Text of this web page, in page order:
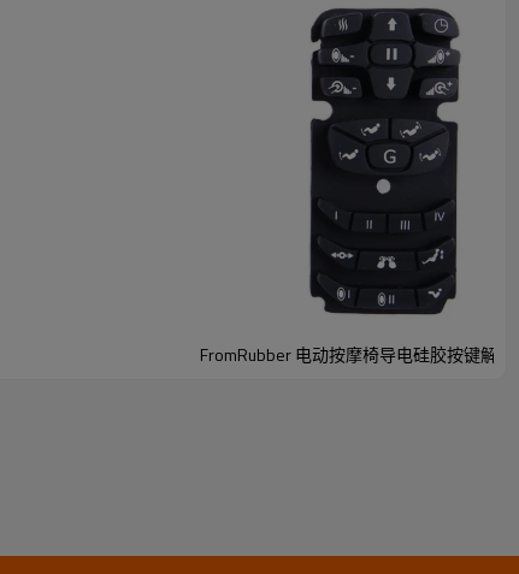
元件，被策略性地放置在硅橡胶键盘模具腔内，通常
度后，将混合有
的硅胶放入指定位置，通过
胶按键形状。
FromRubber 电动按摩椅导电硅胶按键解决